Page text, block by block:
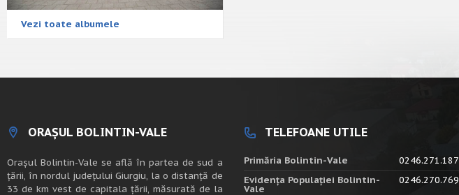
Vezi toate albumele
ORAȘUL BOLINTIN-VALE
Oraşul Bolintin-Vale se află în partea de sud a
ţării, în nordul judeţului Giurgiu, la o distanţă de
33 de km vest de capitala țării, măsurată de la
TELEFOANE UTILE
Primăria Bolintin-Vale
0246.271.187
Evidența Populației Bolintin-
Vale
0246.270.769